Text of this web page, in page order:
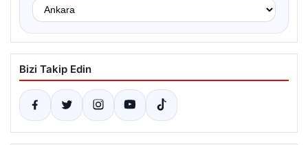
Bizi Takip Edin